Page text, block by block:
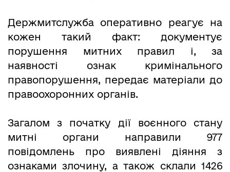
Держмитслужба оперативно реагує на
кожен такий факт: документує
порушення митних правил і, за
наявності ознак кримінального
правопорушення, передає матеріали до
правоохоронних органів.
Загалом з початку дії воєнного стану
митні органи направили 977
повідомлень про виявлені діяння з
ознаками злочину, а також склали 1426